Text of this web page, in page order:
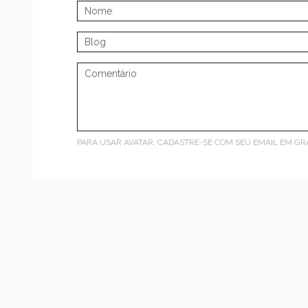
PARA USAR AVATAR, CADASTRE-SE COM SEU EMAIL EM